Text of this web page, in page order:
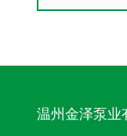
温州金泽泵业